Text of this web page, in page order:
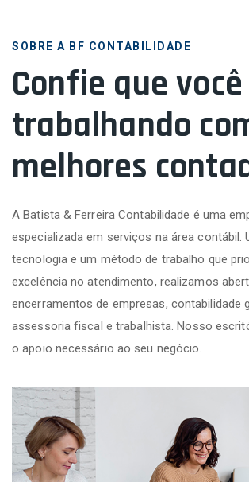
SOBRE A BF CONTABILIDADE
Confie que
trabalhando
melhores
A Batista & Ferreira Contabilidade é uma
especializada em serviços na área contábil.
tecnologia e um método de trabalho que
excelência no atendimento, realizamos
encerramentos de empresas, contabilidade
assessoria fiscal e trabalhista. Nosso
o apoio necessário ao seu negócio.